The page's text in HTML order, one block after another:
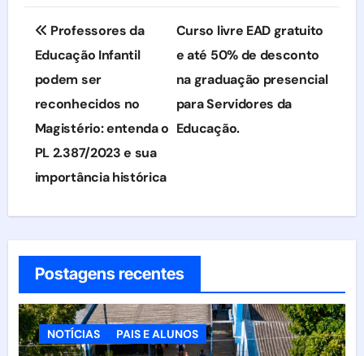
Navegação
de
Post
Professores da
Educação Infantil
podem ser
reconhecidos no
Magistério: entenda o
PL 2.387/2023 e sua
importância histórica
Curso livre EAD gratuito
e até 50% de desconto
na graduação presencial
para Servidores da
Educação.
Postagens recentes
NOTÍCIAS PAIS E ALUNOS